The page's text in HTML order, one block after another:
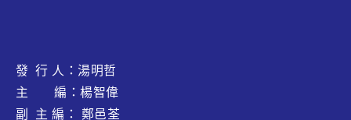
發 行 人：湯明哲
主 編：楊智偉
副 主 編： 鄭邑荃